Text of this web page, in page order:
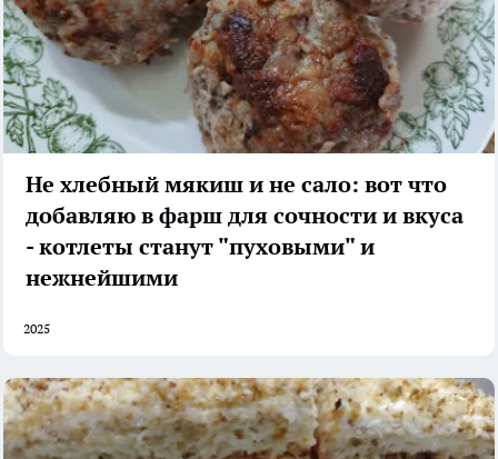
Не хлебный мякиш и не сало: вот что
добавляю в фарш для сочности и вкуса
- котлеты станут "пуховыми" и
нежнейшими
2025